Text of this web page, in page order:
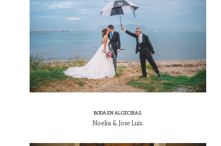
BODA EN ALGECIRAS.
Noelia & Jose Luis.